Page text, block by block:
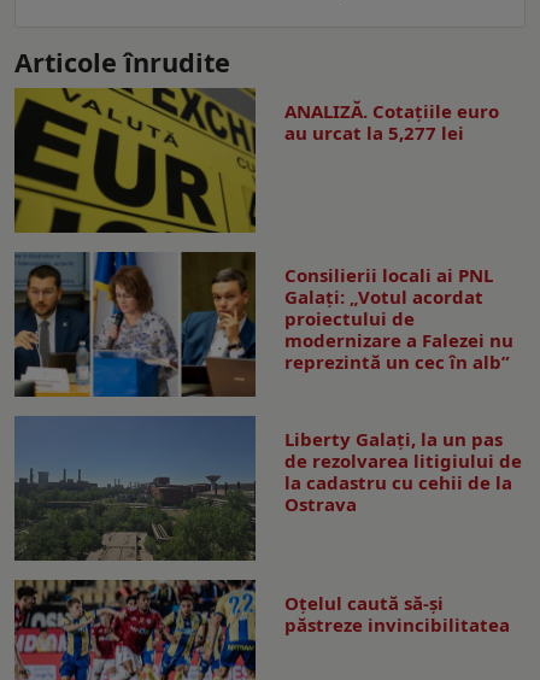
Articole înrudite
ANALIZĂ. Cotațiile euro
au urcat la 5,277 lei
Consilierii locali ai PNL
Galaţi: „Votul acordat
proiectului de
modernizare a Falezei nu
reprezintă un cec în alb”
Liberty Galați, la un pas
de rezolvarea litigiului de
la cadastru cu cehii de la
Ostrava
Oțelul caută să-și
păstreze invincibilitatea